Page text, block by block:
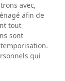
avec,
afin de
tout
sont
qui